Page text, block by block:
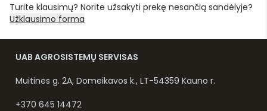
Turite klausimų? Norite užsakyti prekę nesančią sandėlyje?
Užklausimo forma
UAB AGROSISTEMŲ SERVISAS
Muitinės g. 2A, Domeikavos k., LT-54359 Kauno r.
+370 645 14472